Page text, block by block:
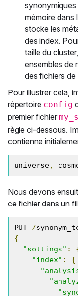
mémoire dans
stocke les
des index.
taille du
ensembles de
des fichiers
Pour illustrer cela,
répertoire config
premier fichier
règle ci-dessous.
contienne
universe,
Nous devons
ce fichier dans un
PUT /
{
"settings" :
"index" :
{